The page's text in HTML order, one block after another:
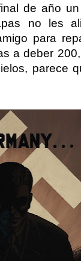
de año
no les
para
a deber
parece